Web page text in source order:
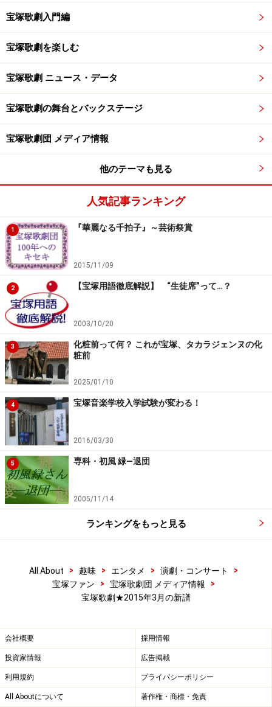
(C)宝塚歌劇団 (C)宝塚クリエイティブアーツ
ブルーレイ 柚希礼音スーパー・リサイタル『REON in
BUDOKAN～LEGEND～』
主な出演者
【星組】柚希礼音・夢咲ねね・十輝いりす・真風涼帆
発売日：2015年3月27日
※画像の肖像権、著作権は、阪急電鉄、宝塚歌劇団、株
式会社宝塚クリエイティブアーツに帰属いたします。
※画像の無断使用及び直リンクは営利・非営利を問わず
禁止いたします。
※All About「宝塚ファン」サイトは、画像使用に関し
て、発売元の株式会社宝塚クリエイティブアーツの許可
を取っております。
※記事内容は執筆時点のものです。最新の内容をご確認くださ
い。
【編集部おすすめの購入サイト】
Amazonで宝塚の DVD をチェック！
楽天市場で宝塚の CD・DVD をチェック！
宝塚歌劇入門編
宝塚歌劇を楽しむ
宝塚歌劇 ニュース・データ
宝塚歌劇の舞台とバックステージ
宝塚歌劇団 メディア情報
他のテーマも見る
人気記事ランキング
1 『華麗なる千拍子』～芸術祭賞
2015/11/09
2 【宝塚用語徹底解説】 “生徒席”って…？
2003/10/20
3
化粧前って何？ これが宝塚、タカラジェンヌの化
粧前
2025/01/10
4 宝塚音楽学校入学試験が変わる！
2016/03/30
5 専科・初風 緑―退団
2005/11/14
ランキングをもっと見る
All About > 趣味 > エンタメ > 演劇・コンサート
>
宝塚ファン
> 宝塚歌劇団 メディア情報
>
宝塚歌劇★2015年3月の新譜
会社概要 採用情報
投資家情報 広告掲載
利用規約 プライバシーポリシー
All Aboutについて 著作権・商標・免責